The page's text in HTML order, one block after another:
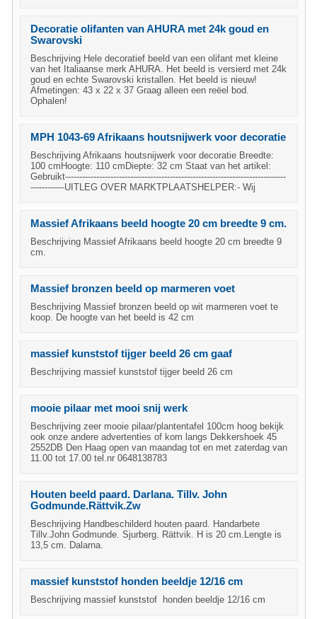
Decoratie olifanten van AHURA met 24k goud en
Swarovski
Beschrijving Hele decoratief beeld van een olifant met kleine
van het Italiaanse merk AHURA. Het beeld is versierd met 24k
goud en echte Swarovski kristallen. Het beeld is nieuw!
Afmetingen: 43 x 22 x 37 Graag alleen een reëel bod.
Ophalen!
MPH 1043-69 Afrikaans houtsnijwerk voor decoratie
Beschrijving Afrikaans houtsnijwerk voor decoratie Breedte:
100 cmHoogte: 110 cmDiepte: 32 cm Staat van het artikel:
Gebruikt------------------------------------------------------------------------------
------------UITLEG OVER MARKTPLAATSHELPER:- Wij
Massief Afrikaans beeld hoogte 20 cm breedte 9 cm.
Beschrijving Massief Afrikaans beeld hoogte 20 cm breedte 9
cm.
Massief bronzen beeld op marmeren voet
Beschrijving Massief bronzen beeld op wit marmeren voet te
koop. De hoogte van het beeld is 42 cm
massief kunststof tijger beeld 26 cm gaaf
Beschrijving massief kunststof tijger beeld 26 cm
mooie pilaar met mooi snij werk
Beschrijving zeer mooie pilaar/plantentafel 100cm hoog bekijk
ook onze andere advertenties of kom langs Dekkershoek 45
2552DB Den Haag open van maandag tot en met zaterdag van
11.00 tot 17.00 tel.nr 0648138783
Houten beeld paard. Darlana. Tillv. John
Godmunde.Rättvik.Zw
Beschrijving Handbeschilderd houten paard. Handarbete
Tillv.John Godmunde. Sjurberg. Rättvik. H is 20 cm.Lengte is
13,5 cm. Dalarna.
massief kunststof honden beeldje 12/16 cm
Beschrijving massief kunststof honden beeldje 12/16 cm